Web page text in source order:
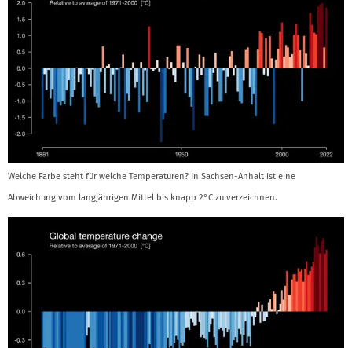
Welche Farbe steht für welche Temperaturen? In Sachsen-Anhalt ist eine
Abweichung vom langjährigen Mittel bis knapp 2°C zu verzeichnen.